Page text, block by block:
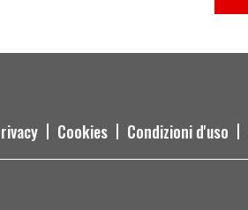
Cookies Condizioni d'uso